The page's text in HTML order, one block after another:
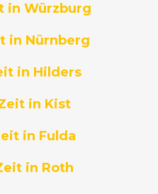
in Würzburg
in Nürnberg
in Hilders
in Kist
in Fulda
in Roth